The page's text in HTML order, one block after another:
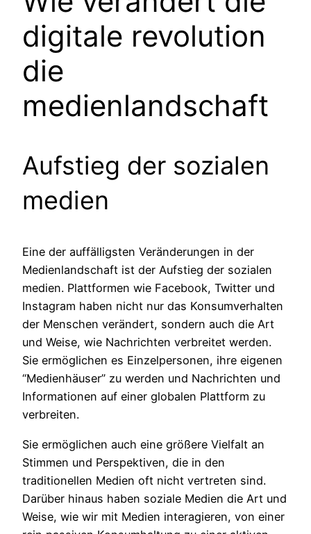
digitale revolution
die
medienlandschaft
Aufstieg der sozialen
medien
Eine der auffälligsten Veränderungen in der
Medienlandschaft ist der Aufstieg der sozialen
medien. Plattformen wie Facebook, Twitter und
Instagram haben nicht nur das Konsumverhalten
der Menschen verändert, sondern auch die Art
und Weise, wie Nachrichten verbreitet werden.
Sie ermöglichen es Einzelpersonen, ihre eigenen
“Medienhäuser” zu werden und Nachrichten und
Informationen auf einer globalen Plattform zu
verbreiten.
Sie ermöglichen auch eine größere Vielfalt an
Stimmen und Perspektiven, die in den
traditionellen Medien oft nicht vertreten sind.
Darüber hinaus haben soziale Medien die Art und
Weise, wie wir mit Medien interagieren, von einer